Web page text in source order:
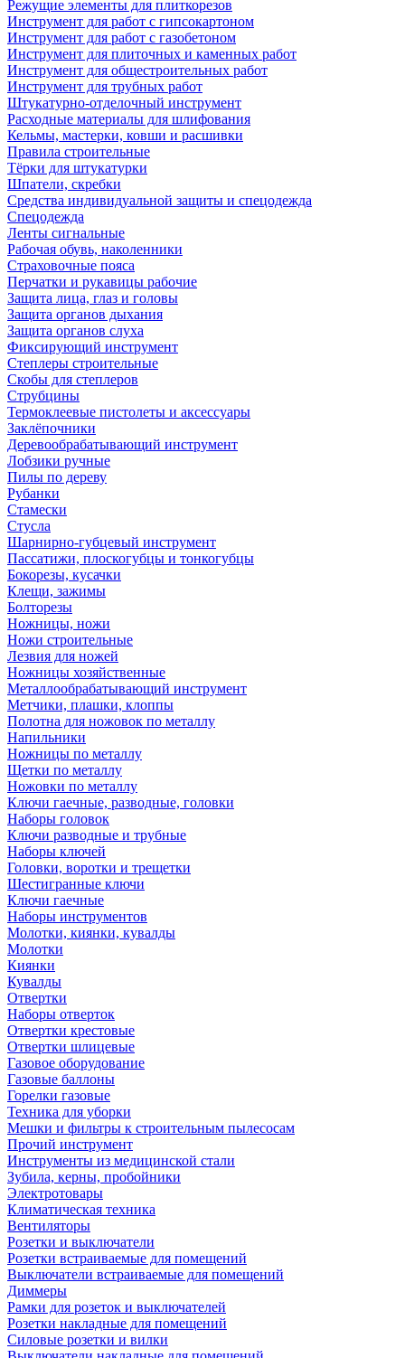
Режущие элементы для плиткорезов
Инструмент для работ с гипсокартоном
Инструмент для работ с газобетоном
Инструмент для плиточных и каменных работ
Инструмент для общестроительных работ
Инструмент для трубных работ
Штукатурно-отделочный инструмент
Расходные материалы для шлифования
Кельмы, мастерки, ковши и расшивки
Правила строительные
Тёрки для штукатурки
Шпатели, скребки
Средства индивидуальной защиты и спецодежда
Спецодежда
Ленты сигнальные
Рабочая обувь, наколенники
Страховочные пояса
Перчатки и рукавицы рабочие
Защита лица, глаз и головы
Защита органов дыхания
Защита органов слуха
Фиксирующий инструмент
Степлеры строительные
Скобы для степлеров
Струбцины
Термоклеевые пистолеты и аксессуары
Заклёпочники
Деревообрабатывающий инструмент
Лобзики ручные
Пилы по дереву
Рубанки
Стамески
Стусла
Шарнирно-губцевый инструмент
Пассатижи, плоскогубцы и тонкогубцы
Бокорезы, кусачки
Клещи, зажимы
Болторезы
Ножницы, ножи
Ножи строительные
Лезвия для ножей
Ножницы хозяйственные
Металлообрабатывающий инструмент
Метчики, плашки, клоппы
Полотна для ножовок по металлу
Напильники
Ножницы по металлу
Щетки по металлу
Ножовки по металлу
Ключи гаечные, разводные, головки
Наборы головок
Ключи разводные и трубные
Наборы ключей
Головки, воротки и трещетки
Шестигранные ключи
Ключи гаечные
Наборы инструментов
Молотки, киянки, кувалды
Молотки
Киянки
Кувалды
Отвертки
Наборы отверток
Отвертки крестовые
Отвертки шлицевые
Газовое оборудование
Газовые баллоны
Горелки газовые
Техника для уборки
Мешки и фильтры к строительным пылесосам
Прочий инструмент
Инструменты из медицинской стали
Зубила, керны, пробойники
Электротовары
Климатическая техника
Вентиляторы
Розетки и выключатели
Розетки встраиваемые для помещений
Выключатели встраиваемые для помещений
Диммеры
Рамки для розеток и выключателей
Розетки накладные для помещений
Силовые розетки и вилки